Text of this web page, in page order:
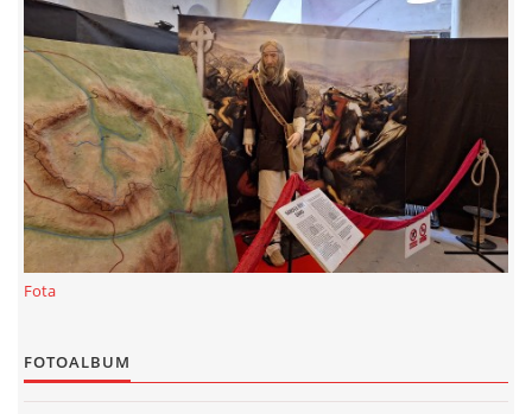
KONTAKT
NOVINKY
KALKULACE-
Šárka Dvořáková
Jaurisova 515
+420 722 300123
Fota
FOTOALBUM